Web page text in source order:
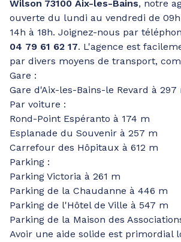
Wilson 73100 Aix-les-Bains, notre
ouverte du lundi au vendredi de
14h à 18h. Joignez-nous par
04 79 61 62 17. L'agence est
par divers moyens de transport,
Gare :
Gare d'Aix-les-Bains-le Revard à 297
Par voiture :
Rond-Point Espéranto à 174 m
Esplanade du Souvenir à 257 m
Carrefour des Hôpitaux à 612 m
Parking :
Parking Victoria à 261 m
Parking de la Chaudanne à 446 m
Parking de l'Hôtel de Ville à 547 m
Parking de la Maison des
Avoir une aide solide est primordial